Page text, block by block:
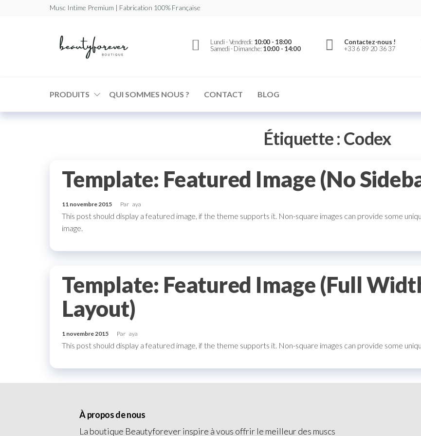
Musc Intime Premium | Fabrication 100% Française
BeautyforeverLundi - Vendredi: 10:00 - 18:00
Samedi - Dimanche: 10:00 - 14:00
Contactez-nous !
+33 6 89 20 36 37
PRODUITS QUI SOMMES NOUS ? CONTACT BLOG
Étiquette : Codex
Template: Featured Image (No
11 novembre 2015 Par aya
This post should display a featured image, if the theme supports it. Non-square images can provide some
image.
Template: Featured Image (Full
Layout)
1 novembre 2015 Par aya
This post should display a featured image, if the theme supports it. Non-square images can provide some
À propos de nous
La boutique Beautyforever inspire à vous offrir le meilleur des muscs